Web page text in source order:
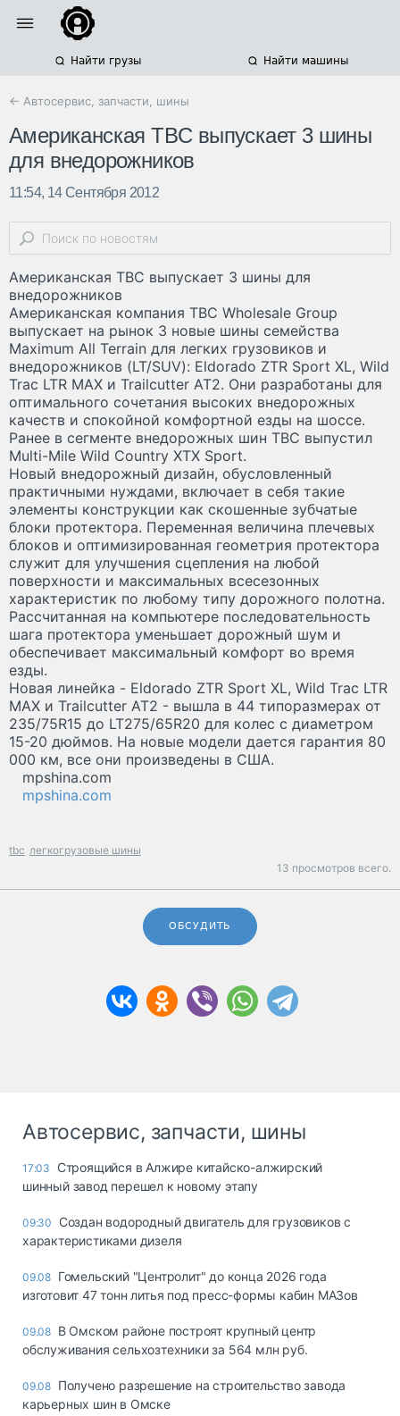
Найти грузы Найти машины
← Автосервис, запчасти, шины
Американская TBC выпускает 3 шины
для внедорожников
11:54, 14 Сентября 2012
Американская TBC выпускает 3 шины для
внедорожников
Американская компания TBC Wholesale Group
выпускает на рынок 3 новые шины семейства
Maximum All Terrain для легких грузовиков и
внедорожников (LT/SUV): Eldorado ZTR Sport XL, Wild
Trac LTR MAX и Trailcutter AT2. Они разработаны для
оптимального сочетания высоких внедорожных
качеств и спокойной комфортной езды на шоссе.
Ранее в сегменте внедорожных шин TBC выпустил
Multi-Mile Wild Country XTX Sport.
Новый внедорожный дизайн, обусловленный
практичными нуждами, включает в себя такие
элементы конструкции как скошенные зубчатые
блоки протектора. Переменная величина плечевых
блоков и оптимизированная геометрия протектора
служит для улучшения сцепления на любой
поверхности и максимальных всесезонных
характеристик по любому типу дорожного полотна.
Рассчитанная на компьютере последовательность
шага протектора уменьшает дорожный шум и
обеспечивает максимальный комфорт во время
езды.
Новая линейка - Eldorado ZTR Sport XL, Wild Trac LTR
MAX и Trailcutter AT2 - вышла в 44 типоразмерах от
235/75R15 до LT275/65R20 для колес с диаметром
15-20 дюймов. На новые модели дается гарантия 80
000 км, все они произведены в США.
mpshina.com
mpshina.com
tbc легкогрузовые шины
13 просмотров всего.
ОБСУДИТЬ
Автосервис, запчасти, шины
17:03
Строящийся в Алжире китайско-алжирский
шинный завод перешел к новому этапу
09:30
Создан водородный двигатель для грузовиков с
характеристиками дизеля
09.08 Гомельский "Центролит" до конца 2026 года
изготовит 47 тонн литья под пресс-формы кабин МАЗов
09.08 В Омском районе построят крупный центр
обслуживания сельхозтехники за 564 млн руб.
09.08 Получено разрешение на строительство завода
карьерных шин в Омске